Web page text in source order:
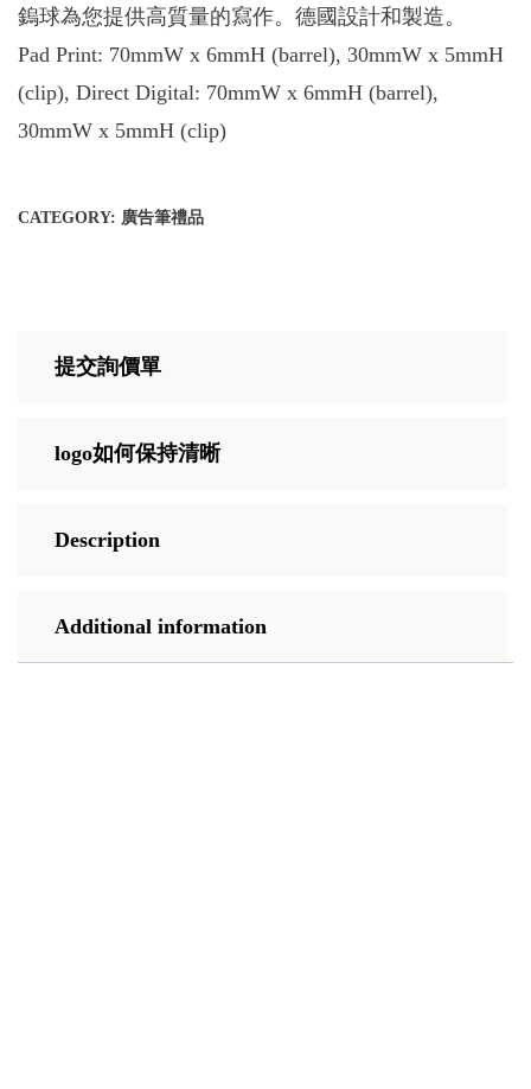
鎢球為您提供高質量的寫作。德國設計和製造。
Pad Print: 70mmW x 6mmH (barrel), 30mmW x 5mmH
(clip), Direct Digital: 70mmW x 6mmH (barrel),
30mmW x 5mmH (clip)
CATEGORY: 廣告筆禮品
提交詢價單
logo如何保持清晰
Description
Additional information